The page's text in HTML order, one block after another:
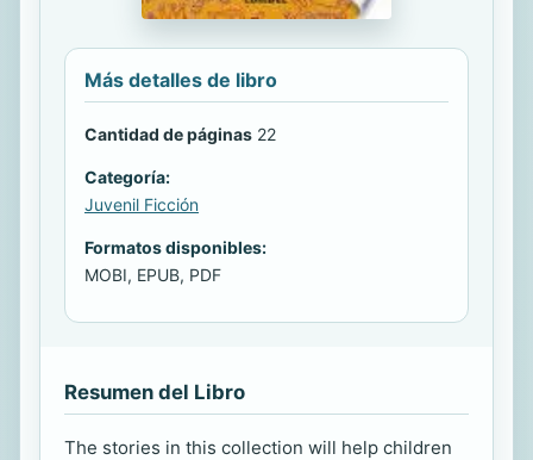
Más detalles de libro
Cantidad de páginas 22
Categoría:
Juvenil Ficción
Formatos disponibles:
MOBI, EPUB, PDF
Resumen del Libro
The stories in this collection will help children